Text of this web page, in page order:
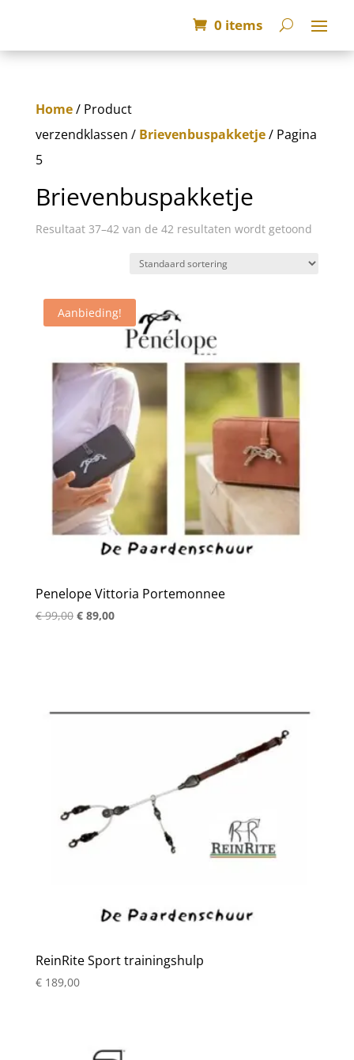
0 items
Home/ Product
verzendklassen / Brievenbuspakketje/ Pagina
5
Brievenbuspakketje
Resultaat 37–42 van de 42 resultaten wordt getoond
Aanbieding!
Penelope Vittoria Portemonnee
€99,00 Oorspronkelijke
€89,00Huidige
ReinRite Sport trainingshulp
€189,00